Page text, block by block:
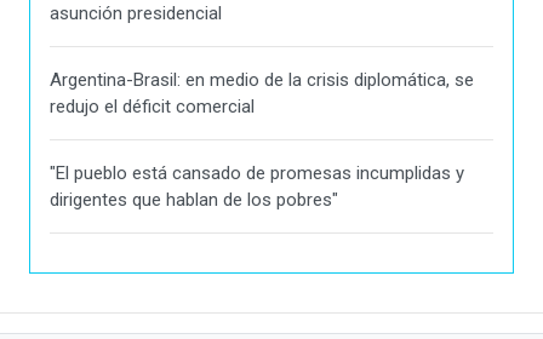
asunción presidencial
Argentina-Brasil: en medio de la crisis diplomática, se
redujo el déficit comercial
"El pueblo está cansado de promesas incumplidas y
dirigentes que hablan de los pobres"